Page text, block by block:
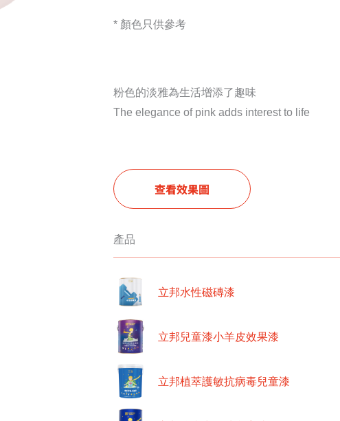
* 顏色只供參考
粉色的淡雅為生活增添了趣味
The elegance of pink adds interest to life
查看效果圖
產品
立邦水性磁磚漆
立邦兒童漆小羊皮效果漆
立邦植萃護敏抗病毒兒童漆